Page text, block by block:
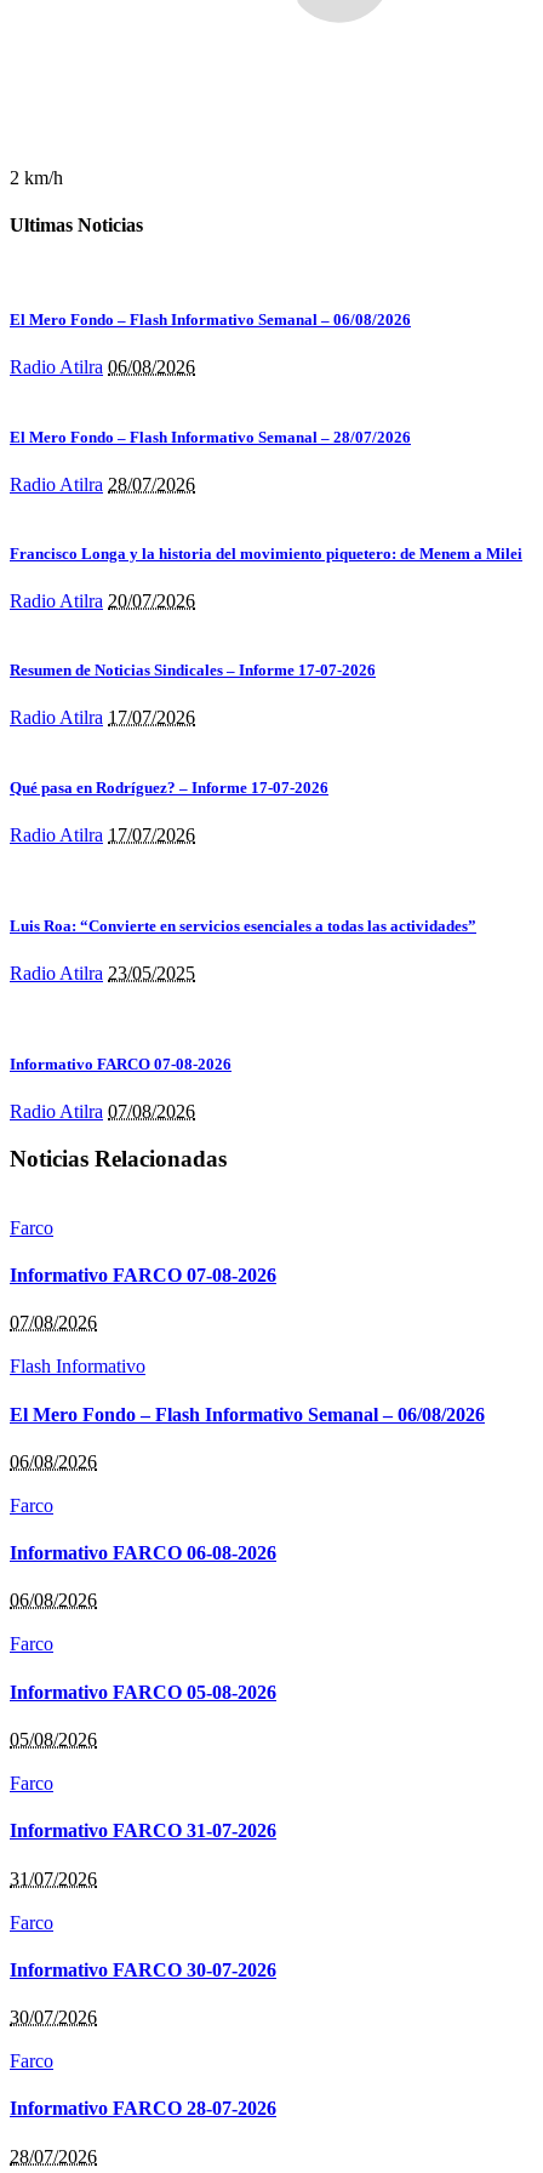
2 km/h
Ultimas Noticias
El Mero Fondo – Flash Informativo Semanal – 06/08/2026
Radio Atilra 06/08/2026
El Mero Fondo – Flash Informativo Semanal – 28/07/2026
Radio Atilra 28/07/2026
Francisco Longa y la historia del movimiento piquetero: de Menem a Milei
Radio Atilra 20/07/2026
Resumen de Noticias Sindicales – Informe 17-07-2026
Radio Atilra 17/07/2026
Qué pasa en Rodríguez? – Informe 17-07-2026
Radio Atilra 17/07/2026
Luis Roa: “Convierte en servicios esenciales a todas las actividades”
Radio Atilra 23/05/2025
Informativo FARCO 07-08-2026
Radio Atilra 07/08/2026
Noticias Relacionadas
Farco
Informativo FARCO 07-08-2026
07/08/2026
Flash Informativo
El Mero Fondo – Flash Informativo Semanal – 06/08/2026
06/08/2026
Farco
Informativo FARCO 06-08-2026
06/08/2026
Farco
Informativo FARCO 05-08-2026
05/08/2026
Farco
Informativo FARCO 31-07-2026
31/07/2026
Farco
Informativo FARCO 30-07-2026
30/07/2026
Farco
Informativo FARCO 28-07-2026
28/07/2026